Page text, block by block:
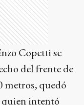
Copetti se
del frente de
metros, quedó
quien intentó